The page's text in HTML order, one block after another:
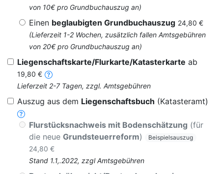
von 10€ pro Grundbuchauszug an)
Einen beglaubigten Grundbuchauszug 24,80 €
(Lieferzeit 1-2 Wochen, zusätzlich fallen Amtsgebühren
von 20€ pro Grundbuchauszug an)
Liegenschaftskarte/Flurkarte/Katasterkarte ab
19,80 €
Lieferzeit 2-7 Tagen, zzgl. Amtsgebühren
Auszug aus dem Liegenschaftsbuch (Katasteramt)
Flurstücksnachweis mit Bodenschätzung (für
die neue Grundsteuerreform) Beispielsauszug
24,80 €
Stand 1.1,.2022, zzgl Amtsgebühren